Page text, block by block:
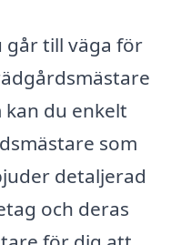
går till väga för
du enkelt
som
detaljerad
och deras